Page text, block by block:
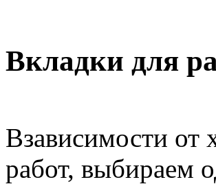
Вкладки для
Взависимости от
работ, выбираем